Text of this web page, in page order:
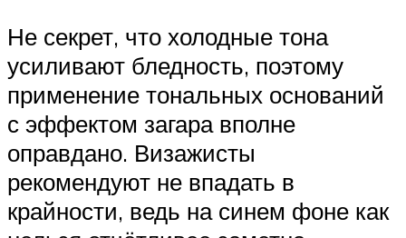
Не секрет, что холодные тона
усиливают бледность, поэтому
применение тональных оснований
с эффектом загара вполне
оправдано. Визажисты
рекомендуют не впадать в
крайности, ведь на синем фоне как